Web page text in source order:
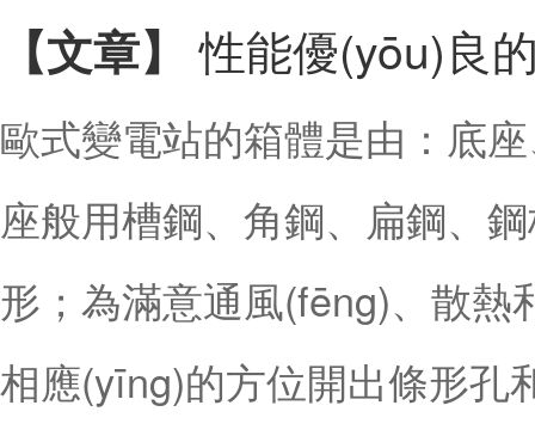
【文章】 性能優(yōu)良
歐式變電站的箱體是由：底
座般用槽鋼、角鋼、扁鋼、
形；為滿意通風(fēng)、散
相應(yīng)的方位開出條形孔